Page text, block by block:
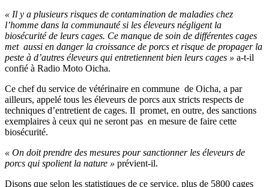
« Il y a plusieurs risques de contamination de maladies chez
l’homme dans la communauté si les éleveurs négligent la
biosécurité de leurs cages. Ce manque de soin de différentes cages
met aussi en danger la croissance de porcs et risque de propager la
peste à d’autres éleveurs qui entretiennent bien leurs cages » a-t-il
confié à Radio Moto Oicha.
Ce chef du service de vétérinaire en commune de Oicha, a par
ailleurs, appelé tous les éleveurs de porcs aux stricts respects de
techniques d’entretient de cages. Il promet, en outre, des sanctions
exemplaires à ceux qui ne seront pas en mesure de faire cette
biosécurité.
« On doit prendre des mesures pour sanctionner les éleveurs de
porcs qui spolient la nature » prévient-il.
Disons que selon les statistiques de ce service, plus de 5800 cages